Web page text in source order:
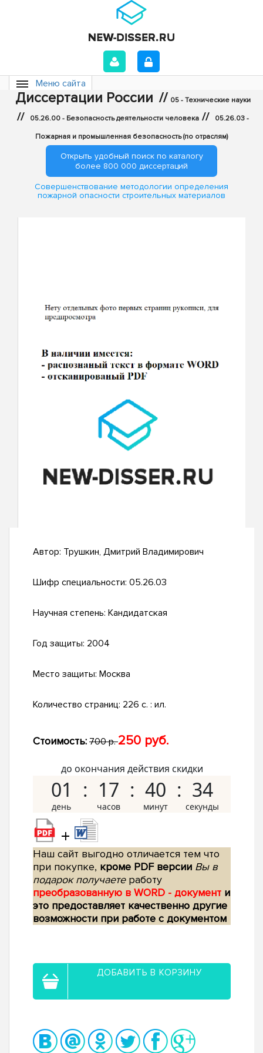
Меню сайта
Диссертации России // 05 - Технические науки
// 05.26.00 - Безопасность деятельности человека // 05.26.03 -
Пожарная и промышленная безопасность (по отраслям)
Открыть удобный поиск по каталогу
более 800 000 диссертаций
Совершенствование методологии определения
пожарной опасности строительных материалов
Автор: Трушкин, Дмитрий Владимирович
Шифр специальности: 05.26.03
Научная степень: Кандидатская
Год защиты: 2004
Место защиты: Москва
Количество страниц: 226 с. : ил.
Стоимость: 700 р.250 руб.
до окончания действия скидки
01 17 40 33
+
Наш сайт выгодно отличается тем что
при покупке, кроме PDF версии Вы в
подарок получаетеработу
преобразованную в WORD - документ и
это предоставляет качественно другие
возможности при работе с документом
ДОБАВИТЬ В КОРЗИНУ